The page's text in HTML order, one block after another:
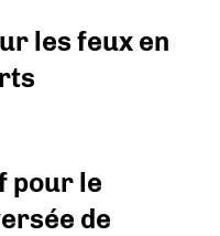
les feux en
pour le
de